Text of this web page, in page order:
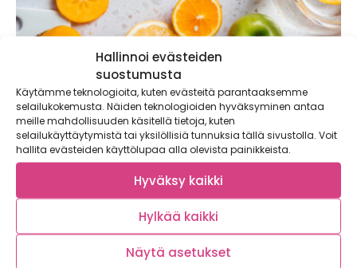
Hallinnoi evästeiden
suostumusta
Käytämme teknologioita, kuten evästeitä parantaaksemme
selailukokemusta. Näiden teknologioiden hyväksyminen antaa
meille mahdollisuuden käsitellä tietoja, kuten
selailukäyttäytymistä tai yksilöllisiä tunnuksia tällä sivustolla. Voit
hallita evästeiden käyttölupaa alla olevista painikkeista.
Hyväksy kaikki
Hylkää kaikki
Näytä asetukset
Puutarhakalenteri 2026
24,90€ sis. alv.
LISÄÄ OSTOSKORIIN